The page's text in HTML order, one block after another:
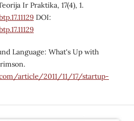
Ir Praktika, 17(4), 1.
DOI:
Language: What's Up with
article/2011/11/17/startup-